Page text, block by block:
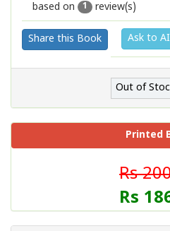
2
1
based on
1 review(s)
Share this Book Ask to
Out of
Printed
Rs
Rs